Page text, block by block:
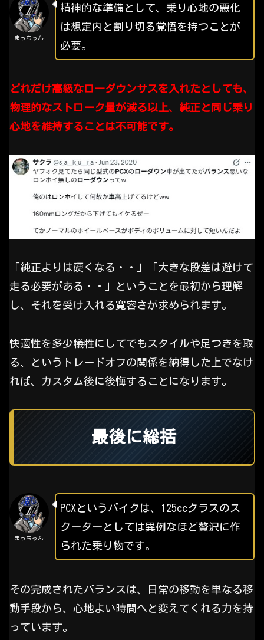
まっちゃん
精神的な準備として、乗り心地の悪化
は想定内と割り切る覚悟を持つことが
必要。
どれだけ高級なローダウンサスを入れたとしても、
物理的なストローク量が減る以上、純正と同じ乗り
心地を維持することは不可能です。
「純正よりは硬くなる・・」「大きな段差は避けて
走る必要がある・・」ということを最初から理解
し、それを受け入れる寛容さが求められます。
快適性を多少犠牲にしてでもスタイルや足つきを取
る、というトレードオフの関係を納得した上でなけ
れば、カスタム後に後悔することになります。
最後に総括
まっちゃん
PCXというバイクは、125ccクラスのス
クーターとしては異例なほど贅沢に作
られた乗り物です。
その完成されたバランスは、日常の移動を単なる移
動手段から、心地よい時間へと変えてくれる力を持
っています。